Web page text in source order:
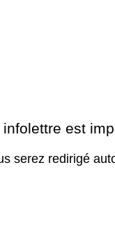
est
serez redirigé